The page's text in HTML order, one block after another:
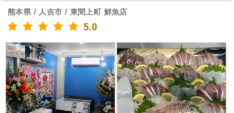
熊本県 / 人吉市 / 東間上町 鮮魚店
5.0